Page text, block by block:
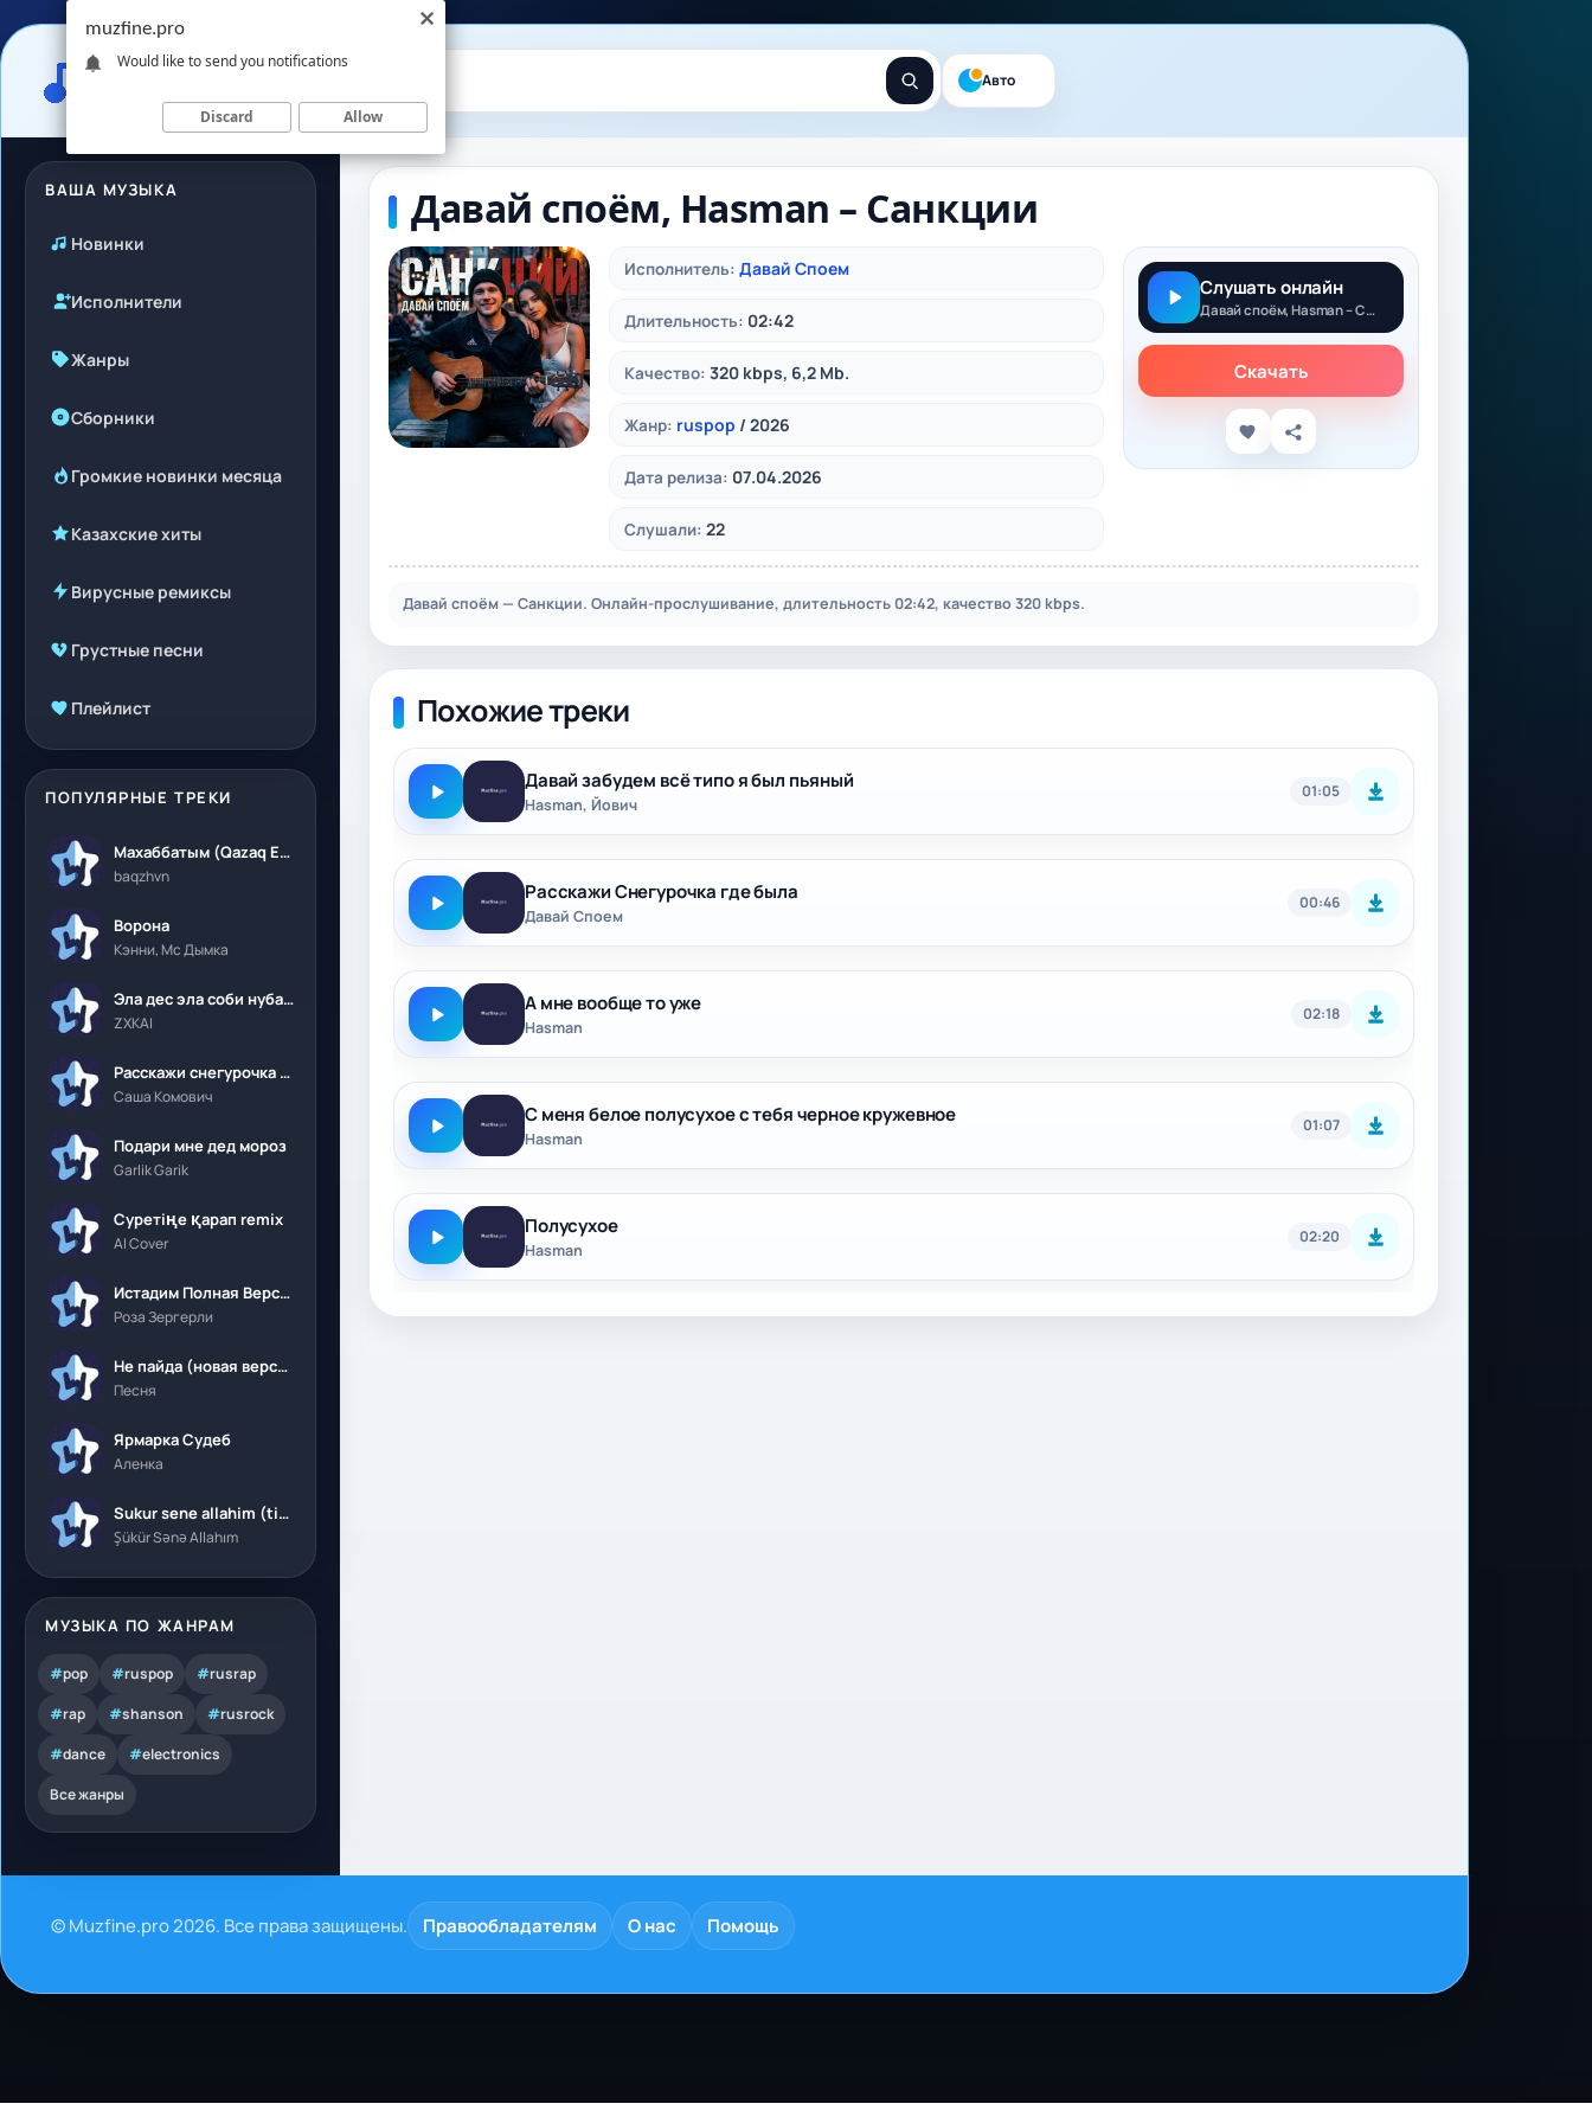
Авто
ВАША МУЗЫКА
Новинки
Исполнители
Жанры
Сборники
Громкие новинки месяца
Казахские хиты
Вирусные ремиксы
Грустные песни
Плейлист
ПОПУЛЯРНЫЕ ТРЕКИ
Махаббатым (Qazaq Edition)
baqzhvn
Ворона
Кэнни, Мс Дымка
Эла дес эла соби нубалеприсон
ZXKAI
Расскажи снегурочка где была
Саша Комович
Подари мне дед мороз
Garlik Garik
Суретіңе қарап remix
AI Cover
Истадим Полная Версия
Роза Зергерли
Не пайда (новая версия)
Песня
Ярмарка Судеб
Аленка
Sukur sene allahim (tik tok)
Şükür Sənə Allahım
МУЗЫКА ПО ЖАНРАМ
#pop #ruspop #rusrap
#rap #shanson #rusrock
#dance #electronics
Все жанры
Давай споём, Hasman – Санкции
Исполнитель: Давай Споем
Длительность: 02:42
Качество: 320 kbps, 6,2 Mb.
Жанр: ruspop / 2026
Дата релиза: 07.04.2026
Слушали: 22
Слушать онлайн
Давай споём, Hasman – Санкции
Скачать
Давай споём — Санкции. Онлайн-прослушивание, длительность 02:42, качество 320 kbps.
Похожие треки
Давай забудем всё типо я был пьяный
Hasman, Йович
01:05
Расскажи Снегурочка где была
Давай Споем
00:46
А мне вообще то уже
Hasman
02:18
С меня белое полусухое с тебя черное кружевное
Hasman
01:07
Полусухое
Hasman
02:20
© Muzfine.pro 2026. Все права защищены. Правообладателям О нас Помощь
muzfine.pro
Would like to send you notifications
Discard Allow